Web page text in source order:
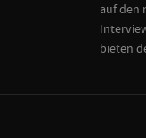
auf den
bieten